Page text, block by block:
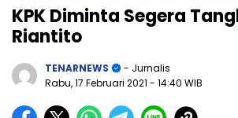
KPK Diminta Segera
Riantito
TENARNEWS
- Jurnalis
Rabu, 17 Februari 2021 - 14:40 WIB